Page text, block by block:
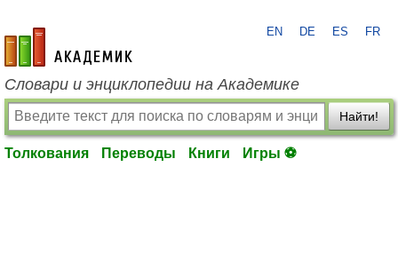
academic.ru
EN DE ES FR
Словари и энциклопедии на Академике
Найти!
Толкования Переводы Книги Игры ⚽